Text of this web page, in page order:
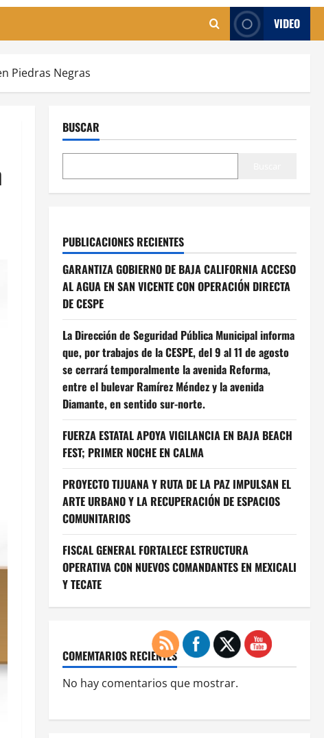
VIDEO
Piedras Negras
BUSCAR
PUBLICACIONES RECIENTES
GARANTIZA GOBIERNO DE BAJA CALIFORNIA ACCESO
AL AGUA EN SAN VICENTE CON OPERACIÓN DIRECTA
DE CESPE
La Dirección de Seguridad Pública Municipal informa
que, por trabajos de la CESPE, del 9 al 11 de agosto
se cerrará temporalmente la avenida Reforma,
entre el bulevar Ramírez Méndez y la avenida
Diamante, en sentido sur-norte.
FUERZA ESTATAL APOYA VIGILANCIA EN BAJA BEACH
FEST; PRIMER NOCHE EN CALMA
PROYECTO TIJUANA Y RUTA DE LA PAZ IMPULSAN EL
ARTE URBANO Y LA RECUPERACIÓN DE ESPACIOS
COMUNITARIOS
FISCAL GENERAL FORTALECE ESTRUCTURA
OPERATIVA CON NUEVOS COMANDANTES EN MEXICALI
Y TECATE
COMEMTARIOS RECIENTES
No hay comentarios que mostrar.